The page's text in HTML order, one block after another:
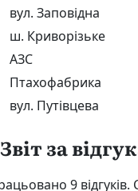
вул. Заповідна
ш. Криворізьке
АЗС
Птахофабрика
вул. Путівцева
Звіт за
9